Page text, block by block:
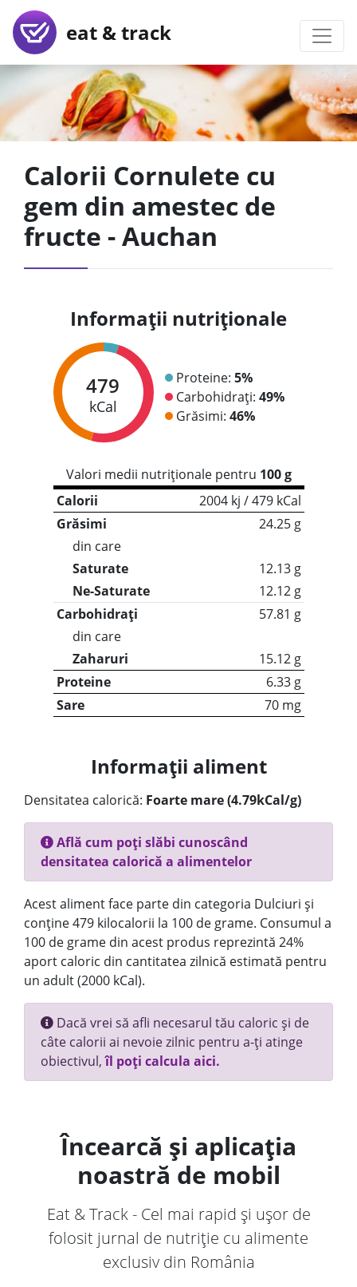
eat & track
Calorii Cornulete cu
gem din amestec de
fructe - Auchan
Informații nutriționale
479
kCal
Proteine: 5%
Carbohidrați: 49%
Grăsimi: 46%
Valori medii nutriționale pentru 100 g
Calorii
2004 kj / 479 kCal
Grăsimi
24.25 g
din care
Saturate
12.13 g
Ne-Saturate
12.12 g
Carbohidrați
57.81 g
din care
Zaharuri
15.12 g
Proteine
6.33 g
Sare
70 mg
Informații aliment
Densitatea calorică: Foarte mare (4.79kCal/g)
Află cum poți slăbi cunoscând
densitatea calorică a alimentelor
Acest aliment face parte din categoria Dulciuri și
conține 479 kilocalorii la 100 de grame. Consumul a
100 de grame din acest produs reprezintă 24%
aport caloric din cantitatea zilnică estimată pentru
un adult (2000 kCal).
Dacă vrei să afli necesarul tău caloric și de
câte calorii ai nevoie zilnic pentru a-ți atinge
obiectivul,îl poți calcula aici.
Încearcă și aplicația
noastră de mobil
Eat & Track - Cel mai rapid și ușor de
folosit jurnal de nutriție cu alimente
exclusiv din România